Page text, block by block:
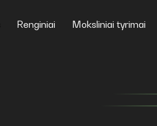
Renginiai Moksliniai tyrimai